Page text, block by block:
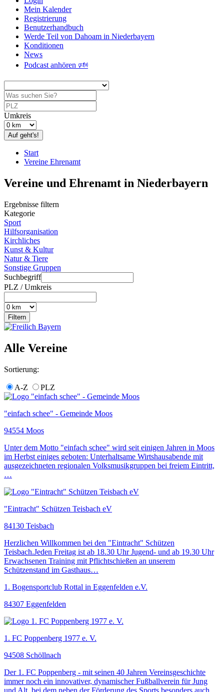
Mein Kalender
Registrierung
Benutzerhandbuch
Werde Teil von Dahoam in Niederbayern
Konditionen
News
Podcast anhören 🕬
Umkreis
Auf geht's!
Start
Vereine Ehrenamt
Vereine und Ehrenamt in Niederbayern
Ergebnisse filtern
Kategorie
Sport
Hilfsorganisation
Kirchliches
Kunst & Kultur
Natur & Tiere
Sonstige Gruppen
Suchbegriff
PLZ / Umkreis
Alle Vereine
Sortierung:
A-Z PLZ
"einfach schee" - Gemeinde Moos
94554 Moos
Unter dem Motto "einfach schee" wird seit einigen Jahren in Moos
im Herbst einiges geboten: Unterhaltsame Wirtshausabende mit
ausgezeichneten regionalen Volksmusikgruppen bei freiem Eintritt,
…
"Eintracht" Schützen Teisbach eV
84130 Teisbach
Herzlichen Willkommen bei den "Eintracht" Schützen
Teisbach.Jeden Freitag ist ab 18.30 Uhr Jugend- und ab 19.30 Uhr
Erwachsenen Training mit Pflichtschießen an unserem
Schützenstand im Gasthaus…
1. Bogensportclub Rottal in Eggenfelden e.V.
84307 Eggenfelden
1. FC Poppenberg 1977 e. V.
94508 Schöllnach
Der 1. FC Poppenberg - mit seinen 40 Jahren Vereinsgeschichte
immer noch ein innovativer, dynamischer Fußballverein für Jung
und Alt, bei dem neben der Förderung des Sports besonders auch